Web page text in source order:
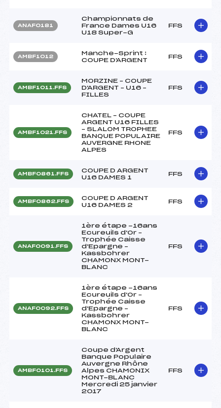
ANAF0181
Championnats de
France Dames U16
U18 Super-G
FFS
AMBF1012
Manche-Sprint :
COUPE D'ARGENT
FFS
AMBF1011.FFS
MORZINE – COUPE
D'ARGENT – U16 –
FILLES
FFS
AMBF1021.FFS
CHATEL – COUPE
ARGENT U16 FILLES
– SLALOM TROPHEE
BANQUE POPULAIRE
AUVERGNE RHONE
ALPES
FFS
AMBF0861.FFS
COUPE D ARGENT
U16 DAMES 1
FFS
AMBF0862.FFS
COUPE D ARGENT
U16 DAMES 2
FFS
ANAF0091.FFS
1ère étape -16ans
Ecureuils d'Or –
Trophée Caisse
d'Epargne –
Kassbohrer
CHAMONX MONT-
BLANC
FFS
ANAF0092.FFS
1ère étape -16ans
Ecureuils d'Or –
Trophée Caisse
d'Epargne –
Kassbohrer
CHAMONX MONT-
BLANC
FFS
AMBF0101.FFS
Coupe d'Argent
Banque Populaire
Auvergne Rhône
Alpes CHAMONIX
MONT-BLANC
Mercredi 25 janvier
2017
FFS